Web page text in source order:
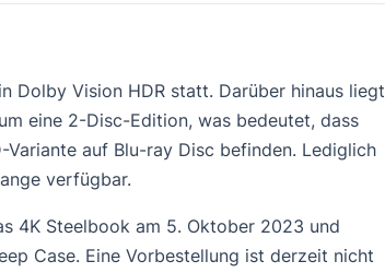
Dolby Vision HDR statt. Darüber hinaus liegt
eine 2-Disc-Edition, was bedeutet, dass
auf Blu-ray Disc befinden. Lediglich
verfügbar.
4K Steelbook am 5. Oktober 2023 und
Case. Eine Vorbestellung ist derzeit nicht